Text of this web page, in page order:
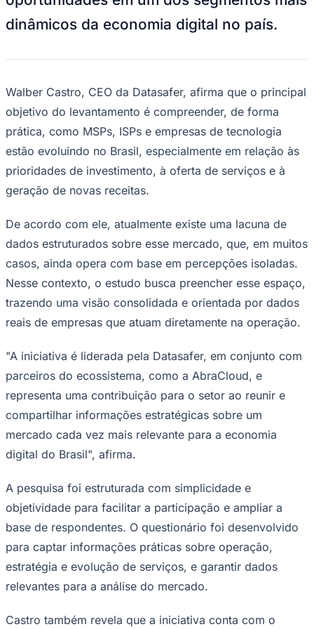
NBA
NFL
Fórmula 1
Atletismo
Vôlei
NBB
Brasileirão Série A
Brasileirão Série B
Paulistão
Libertadores
Sul-Americana
Copa América
Premier League
La Liga
Mundial 2026
Times - Ir direto
dinâmicos da economia digital no país.
Walber Castro, CEO da Datasafer, afirma que o principal
objetivo do levantamento é compreender, de forma
prática, como MSPs, ISPs e empresas de tecnologia
estão evoluindo no Brasil, especialmente em relação às
prioridades de investimento, à oferta de serviços e à
geração de novas receitas.
De acordo com ele, atualmente existe uma lacuna de
dados estruturados sobre esse mercado, que, em muitos
casos, ainda opera com base em percepções isoladas.
Nesse contexto, o estudo busca preencher esse espaço,
trazendo uma visão consolidada e orientada por dados
reais de empresas que atuam diretamente na operação.
"A iniciativa é liderada pela Datasafer, em conjunto com
parceiros do ecossistema, como a AbraCloud, e
representa uma contribuição para o setor ao reunir e
compartilhar informações estratégicas sobre um
mercado cada vez mais relevante para a economia
digital do Brasil", afirma.
A pesquisa foi estruturada com simplicidade e
objetividade para facilitar a participação e ampliar a
base de respondentes. O questionário foi desenvolvido
para captar informações práticas sobre operação,
estratégia e evolução de serviços, e garantir dados
relevantes para a análise do mercado.
Castro também revela que a iniciativa conta com o